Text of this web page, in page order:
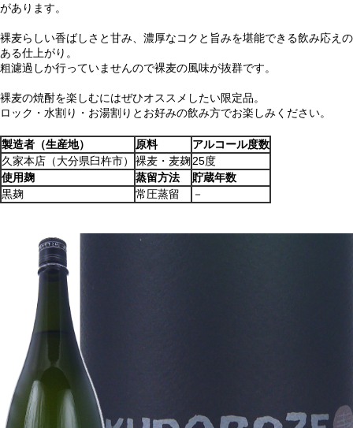
があります。
裸麦らしい香ばしさと甘み、濃厚なコクと旨みを堪能できる飲み応えの
ある仕上がり。
粗濾過しか行っていませんので裸麦の風味が抜群です。
裸麦の焼酎を楽しむにはぜひオススメしたい限定品。
ロック・水割り・お湯割りとお好みの飲み方でお楽しみください。
製造者（生産地） 原料
アルコール度数
久家本店（大分県臼杵市）
裸麦・麦麹25度
使用麹
蒸留方法
貯蔵年数
黒麹
常圧蒸留 －